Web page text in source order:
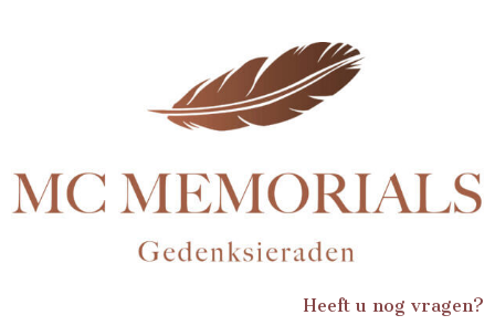
Heeft u nog vragen?